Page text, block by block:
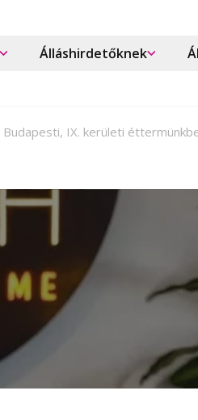
Álláshirdetőknek
Budapesti, IX. kerületi